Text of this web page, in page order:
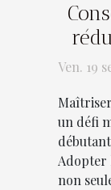
Ven. 19
un défi
Adopter
non